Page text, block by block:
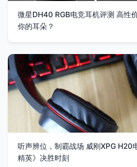
微星DH40 RGB电竞耳机评测 高性
你的耳朵？
听声辨位，制霸战场 威刚XPG H20
精英》决胜时刻